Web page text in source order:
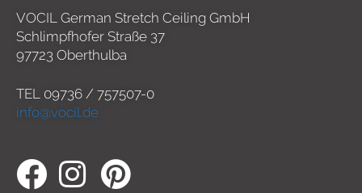
VOCIL German Stretch Ceiling GmbH
Schlimpfhofer Straße 37
97723 Oberthulba
TEL 09736 / 757507-0
info@vocil.de